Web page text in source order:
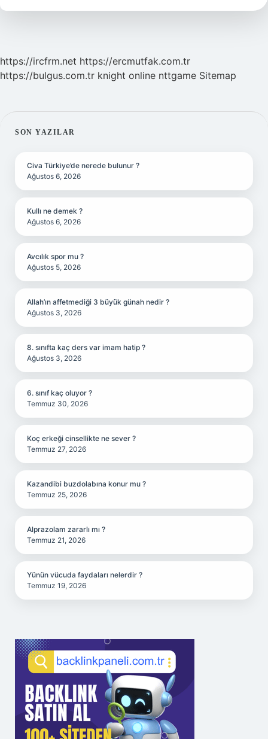
Yaşı
https://ircfrm.net https://ercmutfak.com.tr
https://bulgus.com.tr knight online nttgame Sitemap
SIDEBAR
SON YAZILAR
Civa Türkiye’de nerede bulunur ?
Ağustos 6, 2026
Kullı ne demek ?
Ağustos 6, 2026
Avcılık spor mu ?
Ağustos 5, 2026
Allah’ın affetmediği 3 büyük günah nedir ?
Ağustos 3, 2026
8. sınıfta kaç ders var imam hatip ?
Ağustos 3, 2026
6. sınıf kaç oluyor ?
Temmuz 30, 2026
Koç erkeği cinsellikte ne sever ?
Temmuz 27, 2026
Kazandibi buzdolabına konur mu ?
Temmuz 25, 2026
Alprazolam zararlı mı ?
Temmuz 21, 2026
Yünün vücuda faydaları nelerdir ?
Temmuz 19, 2026